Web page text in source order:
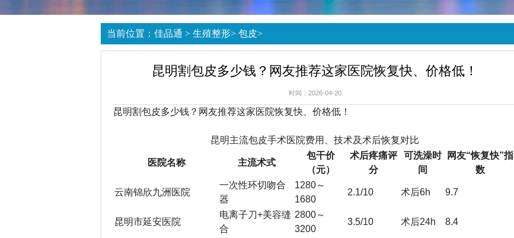
当前位置： 佳品通 > 生殖整形> 包皮>
昆明割包皮多少钱？网友推荐这家医院恢复快、价格低！
时间：2026-04-20
昆明割包皮多少钱？网友推荐这家医院恢复快、价格低！
昆明主流包皮手术医院费用、技术及术后恢复对比
医院名称 主流术式
包干价
（元）
术后疼痛评
分
可洗澡时
间
网友“恢复快”指
数
云南锦欣九洲医院
一次性环切吻合
器
1280～
1680
2.1/10 术后6h 9.7
昆明市延安医院
电离子刀+美容缝
合
2800～
3200
3.5/10 术后24h 8.4